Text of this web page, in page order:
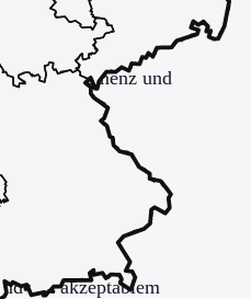
Demenz und
Anfrage
mit akzeptablem